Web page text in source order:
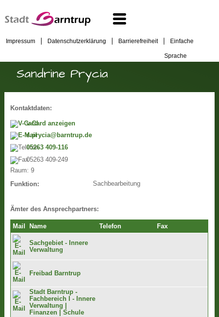
Impressum Datenschutzerklärung Barrierefreiheit Einfache
Sprache
Sandrine Prycia
Kontaktdaten:
v-Card anzeigen
s.prycia@barntrup.de
05263 409-116
05263 409-249
Raum:9
Funktion:
Sachbearbeitung
Ämter des Ansprechpartners:
Mail Name Telefon Fax
Sachgebiet - Innere
Verwaltung
Freibad Barntrup
Stadt Barntrup -
Fachbereich I - Innere
Verwaltung |
Finanzen | Schule